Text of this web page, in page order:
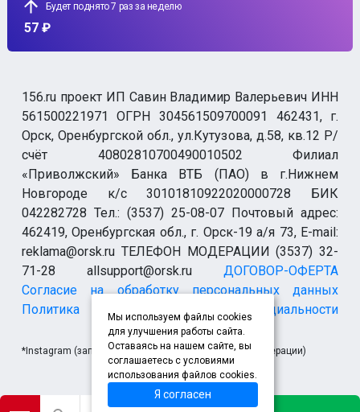
Будет поднято 7 раз за неделю
57 ₽
156.ru проект ИП Савин Владимир Валерьевич ИНН
561500221971 ОГРН 304561509700091 462431, г.
Орск, Оренбургской обл., ул.Кутузова, д.58, кв.12 Р/
счёт 40802810700490010502 Филиал
«Приволжский» Банка ВТБ (ПАО) в г.Нижнем
Новгороде к/с 30101810922020000728 БИК
042282728 Тел.: (3537) 25-08-07 Почтовый адрес:
462419, Оренбургская обл., г. Орск-19 а/я 73, E-mail:
reklama@orsk.ru ТЕЛЕФОН МОДЕРАЦИИ (3537) 32-
71-28 allsupport@orsk.ruДОГОВОР-ОФЕРТА
Согласие на обработку персональных данных
Политика конфиденциальности
*Instagram (запрещен на территории Российской Федерации)
Мы используем файлы cookies
для улучшения работы сайта.
Оставаясь на нашем сайте, вы
соглашаетесь с условиями
использования файлов cookies.
Я согласен